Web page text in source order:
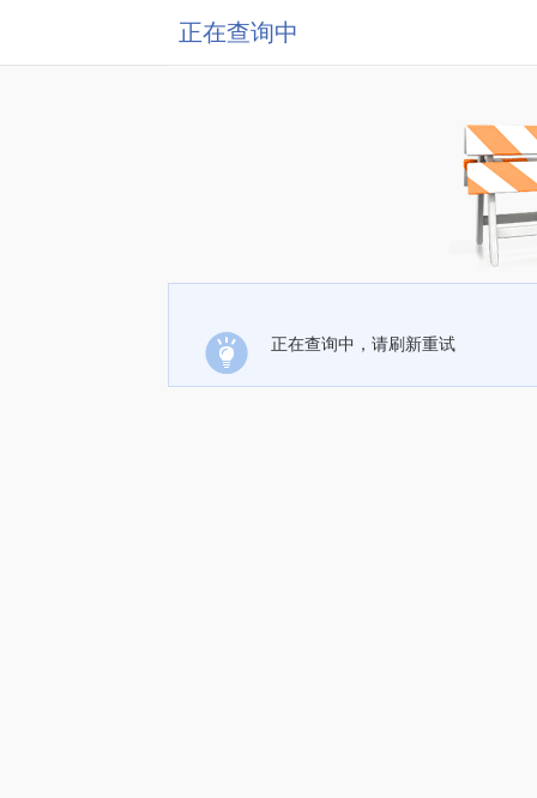
正在查询中
正在查询中，请刷新重试